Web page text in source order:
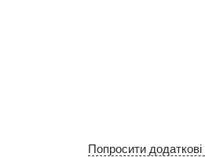
Попросити додаткові